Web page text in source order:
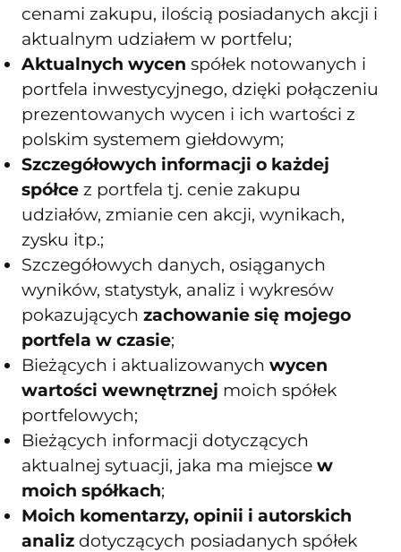
cenami zakupu, ilością posiadanych akcji i
aktualnym udziałem w portfelu;
Aktualnych wycen spółek notowanych i
portfela inwestycyjnego, dzięki połączeniu
prezentowanych wycen i ich wartości z
polskim systemem giełdowym;
Szczegółowych informacji o każdej
spółce z portfela tj. cenie zakupu
udziałów, zmianie cen akcji, wynikach,
zysku itp.;
Szczegółowych danych, osiąganych
wyników, statystyk, analiz i wykresów
pokazujących zachowanie się mojego
portfela w czasie;
Bieżących i aktualizowanych wycen
wartości wewnętrznej moich spółek
portfelowych;
Bieżących informacji dotyczących
aktualnej sytuacji, jaka ma miejsce w
moich spółkach;
Moich komentarzy, opinii i autorskich
analiz dotyczących posiadanych spółek